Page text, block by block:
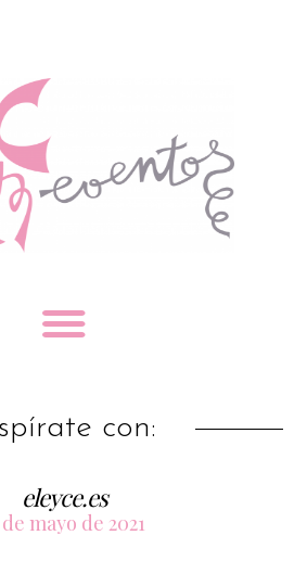
con:
eleyce.es
de mayo de 2021